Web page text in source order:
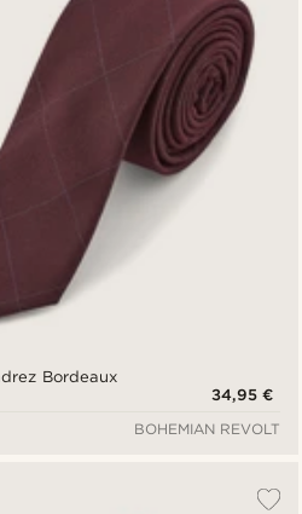
Bordeaux
34,95 €
BOHEMIAN REVOLT